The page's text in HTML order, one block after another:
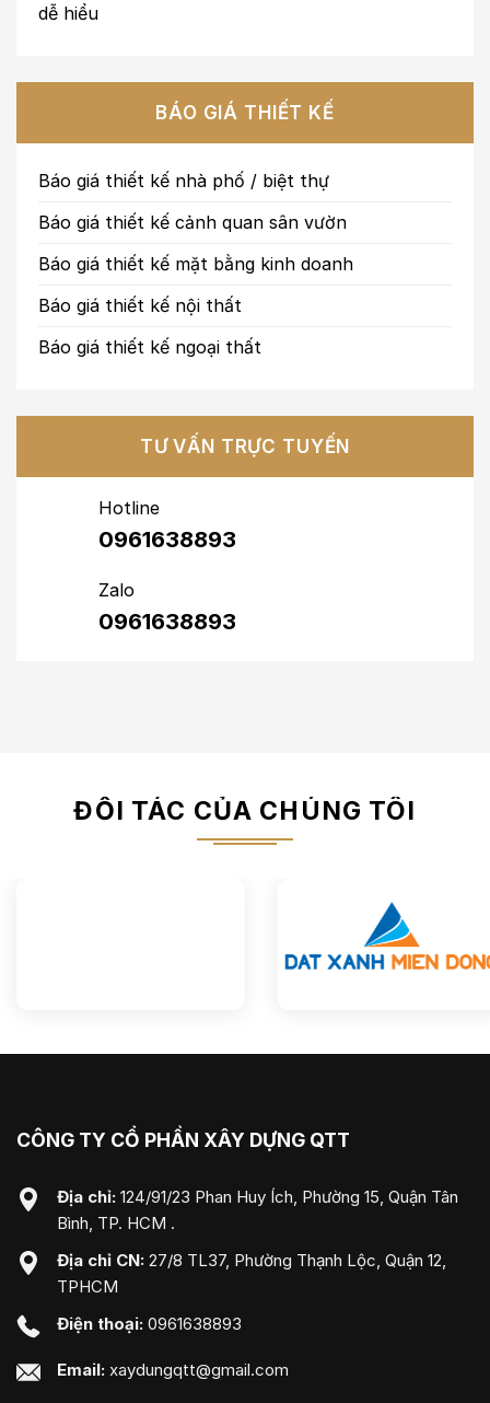
dễ hiểu
BÁO GIÁ THIẾT KẾ
Báo giá thiết kế nhà phố / biệt thự
Báo giá thiết kế cảnh quan sân vườn
Báo giá thiết kế mặt bằng kinh doanh
Báo giá thiết kế nội thất
Báo giá thiết kế ngoại thất
TƯ VẤN TRỰC TUYẾN
Hotline
0961638893
Zalo
0961638893
ĐỐI TÁC CỦA CHÚNG TÔI
CÔNG TY CỔ PHẦN XÂY DỰNG QTT
Địa chỉ: 124/91/23 Phan Huy Ích, Phường 15, Quận Tân
Bình, TP. HCM .
Địa chỉ CN: 27/8 TL37, Phường Thạnh Lộc, Quận 12,
TPHCM
Điện thoại: 0961638893
Email: xaydungqtt@gmail.com